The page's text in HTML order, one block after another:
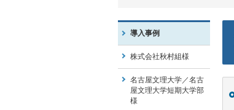
導入事例
株式会社秋村組様
名古屋文理大学／名古
屋文理大学短期大学部
様